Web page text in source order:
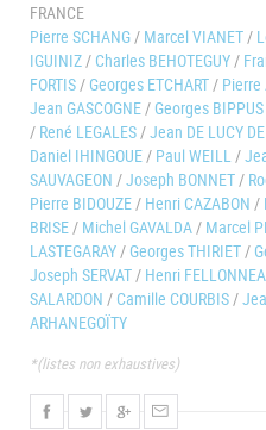
FRANCE
Pierre SCHANG/ Marcel VIANET/
IGUINIZ/ Charles BEHOTEGUY/
FORTIS/ Georges ETCHART/ Pierre
Jean GASCOGNE/ Georges BIPPUS
/ René LEGALES/Jean DE LUCY
Daniel IHINGOUE/ Paul WEILL/
SAUVAGEON /Joseph BONNET/
Pierre BIDOUZE/ Henri CAZABON /
BRISE/ Michel GAVALDA/ Marcel
LASTEGARAY/ Georges THIRIET/
Joseph SERVAT/ Henri
SALARDON / Camille COURBIS/
ARHANEGOÏTY
*(listes non exhaustives)